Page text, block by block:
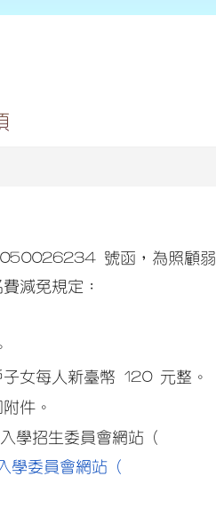
號函，為照顧弱
減免規定：
女每人新臺幣 120 元整。
件。
學招生委員會網站（
學委員會網站（